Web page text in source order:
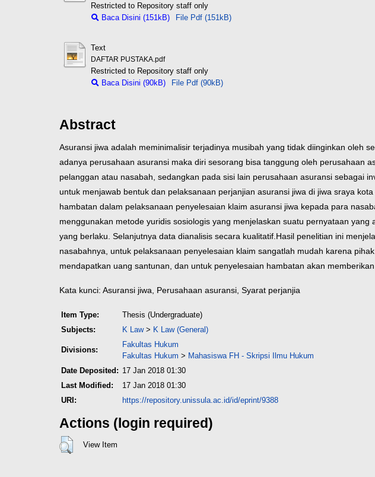
Restricted to Repository staff only
Baca Disini (151kB)
File Pdf (151kB)
Text
DAFTAR PUSTAKA.pdf
Restricted to Repository staff only
Baca Disini (90kB)
File Pdf (90kB)
Abstract
Asuransi jiwa adalah meminimalisir terjadinya musibah yang tidak diinginkan oleh
adanya perusahaan asuransi maka diri sesorang bisa tanggung oleh perusahaan
pelanggan atau nasabah, sedangkan pada sisi lain perusahaan asuransi sebagai
untuk menjawab bentuk dan pelaksanaan perjanjian asuransi jiwa di jiwa sraya
hambatan dalam pelaksanaan penyelesaian klaim asuransi jiwa kepada para
menggunakan metode yuridis sosiologis yang menjelaskan suatu pernyataan
yang berlaku. Selanjutnya data dianalisis secara kualitatif.Hasil penelitian ini
nasabahnya, untuk pelaksanaan penyelesaian klaim sangatlah mudah karena
mendapatkan uang santunan, dan untuk penyelesaian hambatan akan
Kata kunci: Asuransi jiwa, Perusahaan asuransi, Syarat perjanjia
Item Type:
Thesis (Undergraduate)
Subjects:
K Law> K Law (General)
Divisions:
Fakultas Hukum
Fakultas Hukum > Mahasiswa FH - Skripsi Ilmu Hukum
Date Deposited: 17 Jan 2018 01:30
Last Modified:
17 Jan 2018 01:30
URI:
https://repository.unissula.ac.id/id/eprint/9388
Actions (login required)
View Item